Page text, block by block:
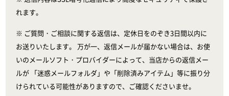
れます。
※ ご質問・ご相談に関する返信は、定休日をのぞき3日間以内に
お送りいたします。 万が一、返信メールが届かない場合は、お使
いのメールソフト・プロバイダーによって、当店からの返信メー
ルが 「迷惑メールフォルダ」や「削除済みアイテム」等に振り分
けられている可能性がありますので、ご確認くださいませ。